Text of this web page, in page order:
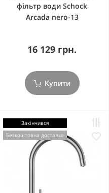
фільтр води Schock
Arcada nero-13
16 129 грн.
Купити
Закінчився
Безкоштовна доставка